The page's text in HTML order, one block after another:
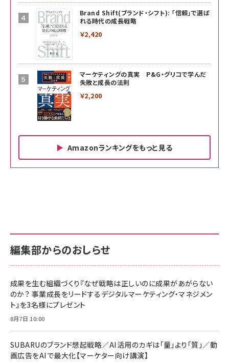
Brand Shift(ブランド・シフト): 「信頼」で選ば
れる時代の成長戦略
￥2,420
マーケティングの真実 P&G・グリコで学んだ
失敗と成長の法則
￥2,200
Amazonランキングをもっと見る
￥880
anan(アンアン)2026/06/24号 No.2500増刊
スペシャルエディション[王道エンタメの矜持／
￥1,100
anan(アンアン)2026/07/08号 No.2502[2026
￥880
ママ投資家が育休中に１億貯めた株式投資
サポート正規品 メーカー保証5年 KLMEA128G
NIMASO ガラスフィルム iPhone 17 用 保護フィ
すい ガイド枠付き いPhone17 (6.3インチ) 対応
2枚セット DSP25F1698
￥1,599
￥6,980
サポート正規品 メーカー保証5年 KLMEA128G
Amazon eギフトカード - Amazonロゴ - クラ
￥5,000
Anker PowerLine III Flow USB-C & USB-C
Pro/Air 各種対応 (1.8m ミッドナイトブラック)
￥1,890
編集部からのおしらせ
成果を生む組織づくり『なぜ戦略は正しいのに成果があがらない
のか？ 事業成長をリードするデジタルマーケティング・マネジメン
ト』を3名様にプレゼント
8月7日 10:00
SUBARUのブランド想起戦略／AI活用のカギは「量」より「質」／動
画広告をAIで最大化【マーケター向け講演】